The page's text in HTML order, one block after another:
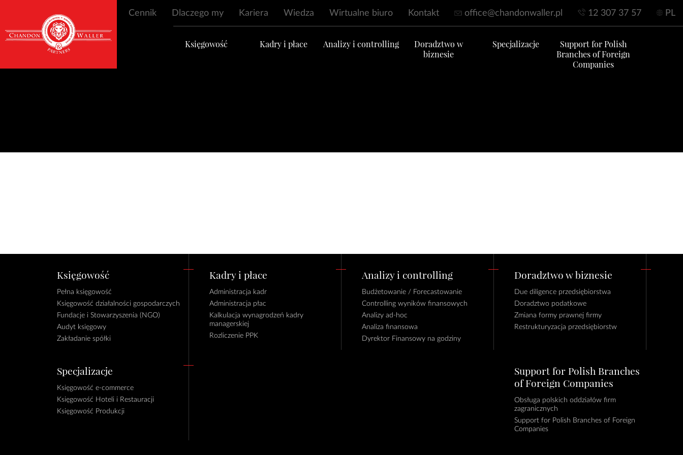
Cennik Dlaczego my Kariera Wiedza Wirtualne biuro Kontakt office@chandonwaller.pl 12 307 37 57 PL
Księgowość Kadry i płace Analizy i controlling
Doradztwo w
biznesie
Specjalizacje
Support for Polish
Branches of Foreign
Companies
Księgowość
Pełna księgowość
Księgowość działalności gospodarczych
Fundacje i Stowarzyszenia (NGO)
Audyt księgowy
Zakładanie spółki
Kadry i płace
Administracja kadr
Administracja płac
Kalkulacja wynagrodzeń kadry
managerskiej
Rozliczenie PPK
Analizy i controlling
Budżetowanie / Forecastowanie
Controlling wyników finansowych
Analizy ad-hoc
Analiza finansowa
Dyrektor Finansowy na godziny
Doradztwo w biznesie
Due diligence przedsiębiorstwa
Doradztwo podatkowe
Zmiana formy prawnej firmy
Restrukturyzacja przedsiębiorstw
Specjalizacje
Księgowość e-commerce
Księgowość Hoteli i Restauracji
Księgowość Produkcji
Support for Polish Branches
of Foreign Companies
Obsługa polskich oddziałów firm
zagranicznych
Support for Polish Branches of Foreign
Companies